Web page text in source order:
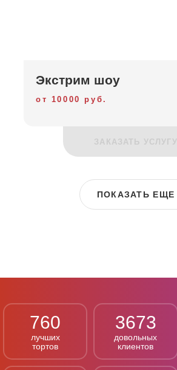
Экстрим шоу
от 10000 руб.
ЗАКАЗАТЬ УСЛУГУ
ПОКАЗАТЬ ЕЩЕ
760
лучших
тортов
3673
довольных
клиентов